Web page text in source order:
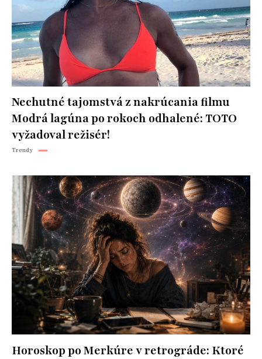
Nechutné tajomstvá z nakrúcania filmu
Modrá lagúna po rokoch odhalené: TOTO
vyžadoval režisér!
Trendy
Horoskop po Merkúre v retrográde: Ktoré